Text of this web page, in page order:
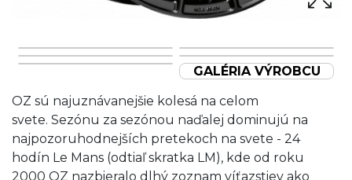
GALÉRIA VÝROBCU
OZ sú najuznávanejšie kolesá na celom
svete. Sezónu za sezónou naďalej dominujú na
najpozoruhodnejších pretekoch na svete - 24
hodín Le Mans (odtiaľ skratka LM), kde od roku
2000 OZ nazbieralo dlhý zoznam víťazstiev ako